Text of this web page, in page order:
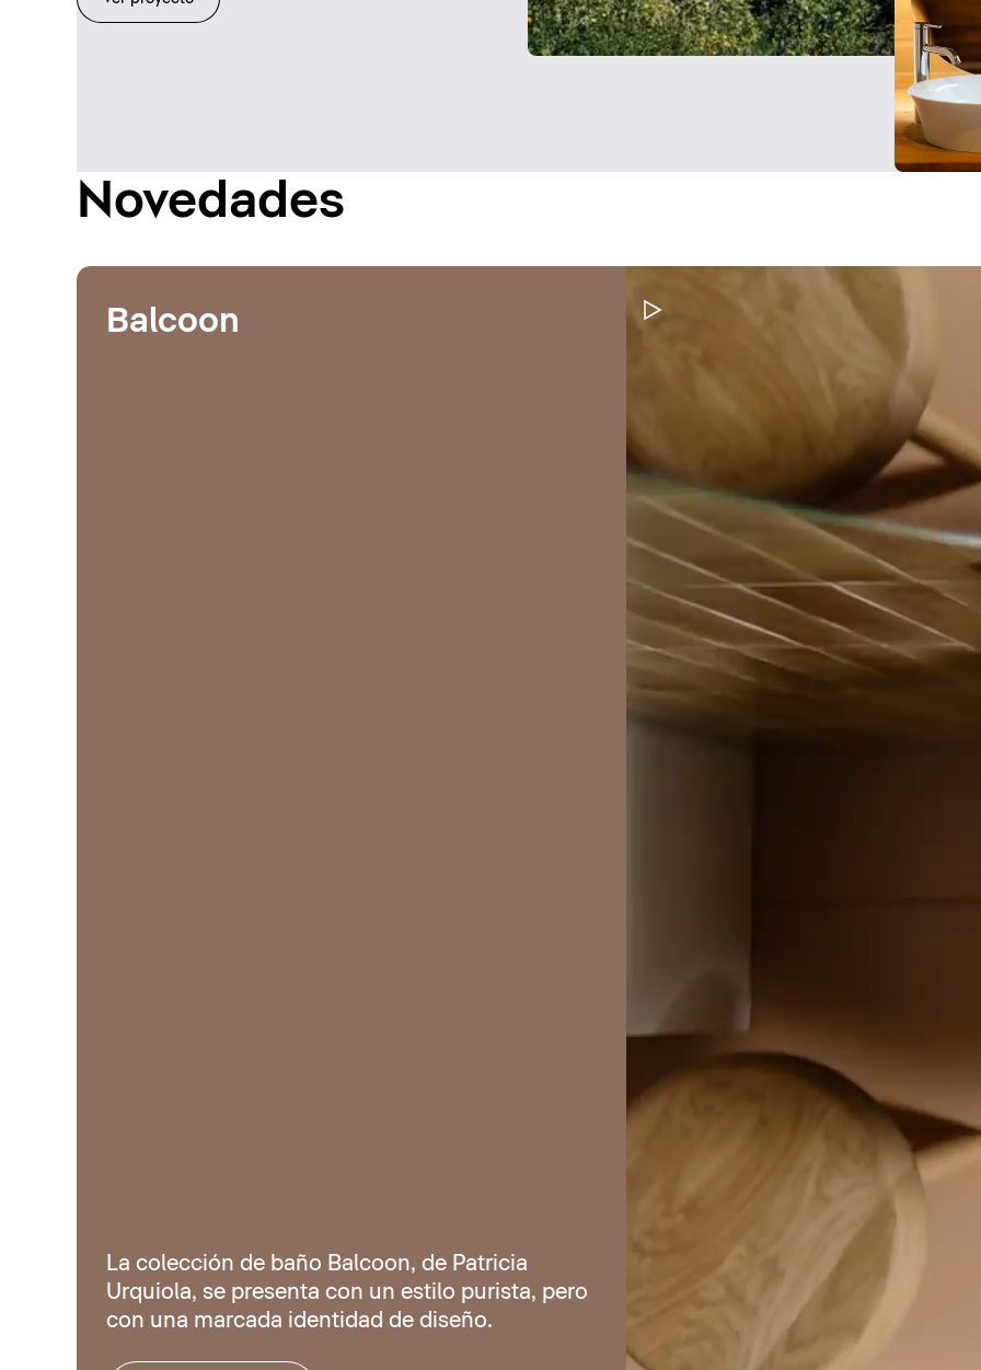
Novedades
Pausar vídeo
Balcoon
La colección de baño Balcoon, de Patricia
Urquiola, se presenta con un estilo purista, pero
con una marcada identidad de diseño.